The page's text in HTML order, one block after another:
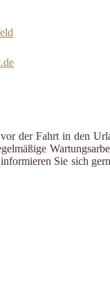
der Fahrt in den
Sie sich